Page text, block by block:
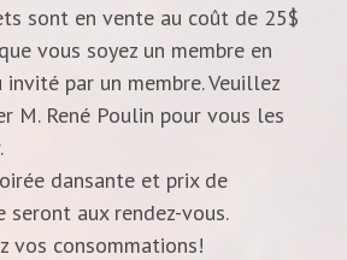
sont en vente au coût de 25$
vous soyez un membre en
par un membre. Veuillez
M. René Poulin pour vous les
dansante et prix de
seront aux rendez-vous.
vos consommations!